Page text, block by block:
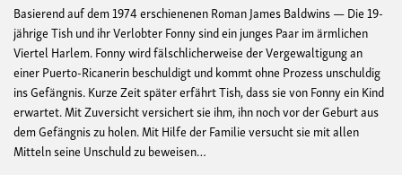
Basierend auf dem 1974 erschienenen Roman James Baldwins — Die 19-
jährige Tish und ihr Verlobter Fonny sind ein junges Paar im ärmlichen
Viertel Harlem. Fonny wird fälschlicherweise der Vergewaltigung an
einer Puerto-Ricanerin beschuldigt und kommt ohne Prozess unschuldig
ins Gefängnis. Kurze Zeit später erfährt Tish, dass sie von Fonny ein Kind
erwartet. Mit Zuversicht versichert sie ihm, ihn noch vor der Geburt aus
dem Gefängnis zu holen. Mit Hilfe der Familie versucht sie mit allen
Mitteln seine Unschuld zu beweisen…